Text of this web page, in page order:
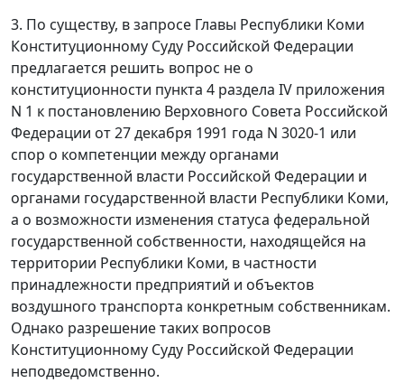
3. По существу, в запросе Главы Республики Коми
Конституционному Суду Российской Федерации
предлагается решить вопрос не о
конституционности пункта 4 раздела IV приложения
N 1 к постановлению Верховного Совета Российской
Федерации от 27 декабря 1991 года N 3020-1 или
спор о компетенции между органами
государственной власти Российской Федерации и
органами государственной власти Республики Коми,
а о возможности изменения статуса федеральной
государственной собственности, находящейся на
территории Республики Коми, в частности
принадлежности предприятий и объектов
воздушного транспорта конкретным собственникам.
Однако разрешение таких вопросов
Конституционному Суду Российской Федерации
неподведомственно.